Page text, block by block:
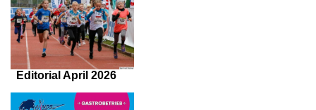
Editorial April 2026